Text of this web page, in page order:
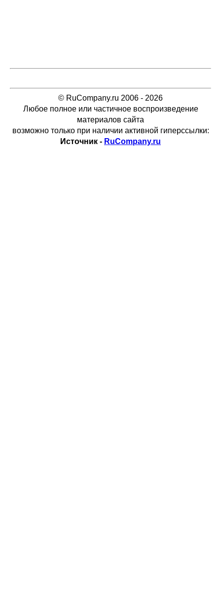
© RuCompany.ru 2006 - 2026
Любое полное или частичное воспроизведение
материалов сайта
возможно только при наличии активной гиперссылки:
Источник - RuCompany.ru